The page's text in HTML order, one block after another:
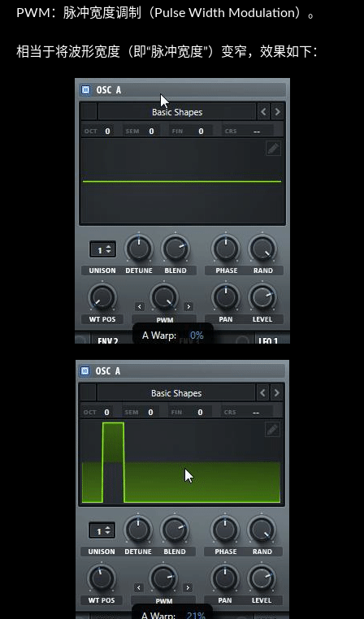
PWM：脉冲宽度调制（Pulse Width Modulation）。
相当于将波形宽度（即“脉冲宽度”）变窄，效果如下：